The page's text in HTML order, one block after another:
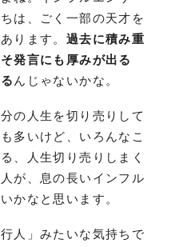
は、ごく一部の天才を
ります。 過去に積み重
発言にも厚みが出る
んじゃないかな。
の人生を切り売りして
多いけど、いろんなこ
、人生切り売りしまく
が、息の長いインフル
かなと思います。
人」みたいな気持ちで